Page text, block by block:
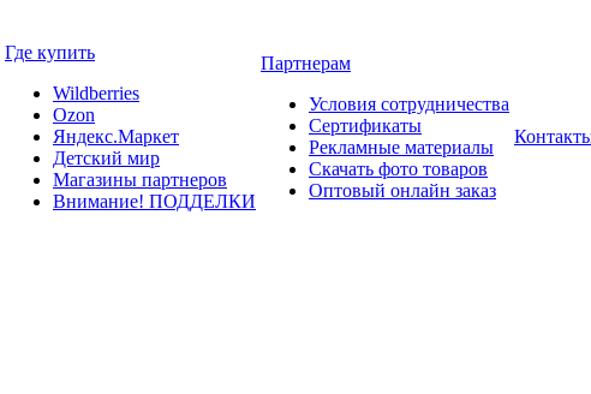
Где купить
Wildberries
Ozon
Яндекс.Маркет
Детский мир
Магазины партнеров
Внимание! ПОДДЕЛКИ
Партнерам
Условия сотрудничества
Сертификаты
Рекламные материалы
Скачать фото товаров
Оптовый онлайн заказ